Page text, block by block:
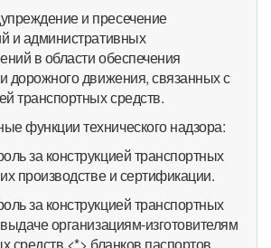
и пресечение
и административных
в области обеспечения
дорожного движения, связанных с
транспортных средств.
функции технического надзора:
за конструкцией транспортных
производстве и сертификации.
за конструкцией транспортных
организациям-изготовителям